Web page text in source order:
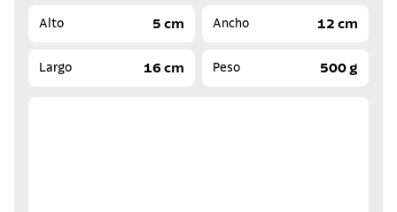
Alto 5 cm Ancho 12 cm
Largo 16 cm Peso 500 g